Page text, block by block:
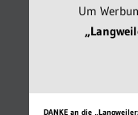
Um
DANKE an die